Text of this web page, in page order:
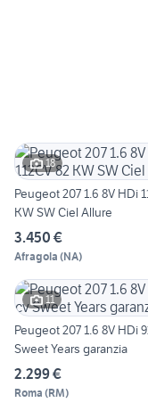
18
Peugeot 207 1.6 8V HDi
KW SW Ciel Allure
3.450 €
Afragola (NA)
11
Peugeot 207 1.6 8V HDi
Sweet Years garanzia
2.299 €
Roma (RM)